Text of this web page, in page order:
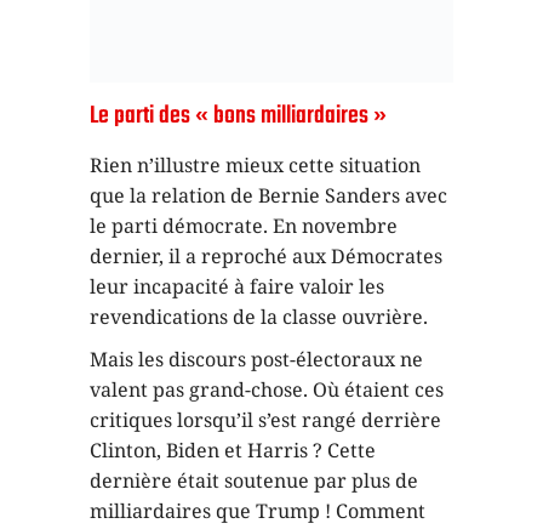
revendications de la classe ouvrière.
Mais les discours post-électoraux ne
valent pas grand-chose. Où étaient ces
critiques lorsqu’il s’est rangé derrière
Clinton, Biden et Harris ? Cette
dernière était soutenue par plus de
milliardaires que Trump ! Comment
peut-il « combattre l’oligarchie » tout
en soutenant une aile de la classe
dirigeante contre l’autre ?
Ce faisant il crée des illusions dans le
parti démocrate alors qu’il pourrait
dès à présent utiliser sa plateforme